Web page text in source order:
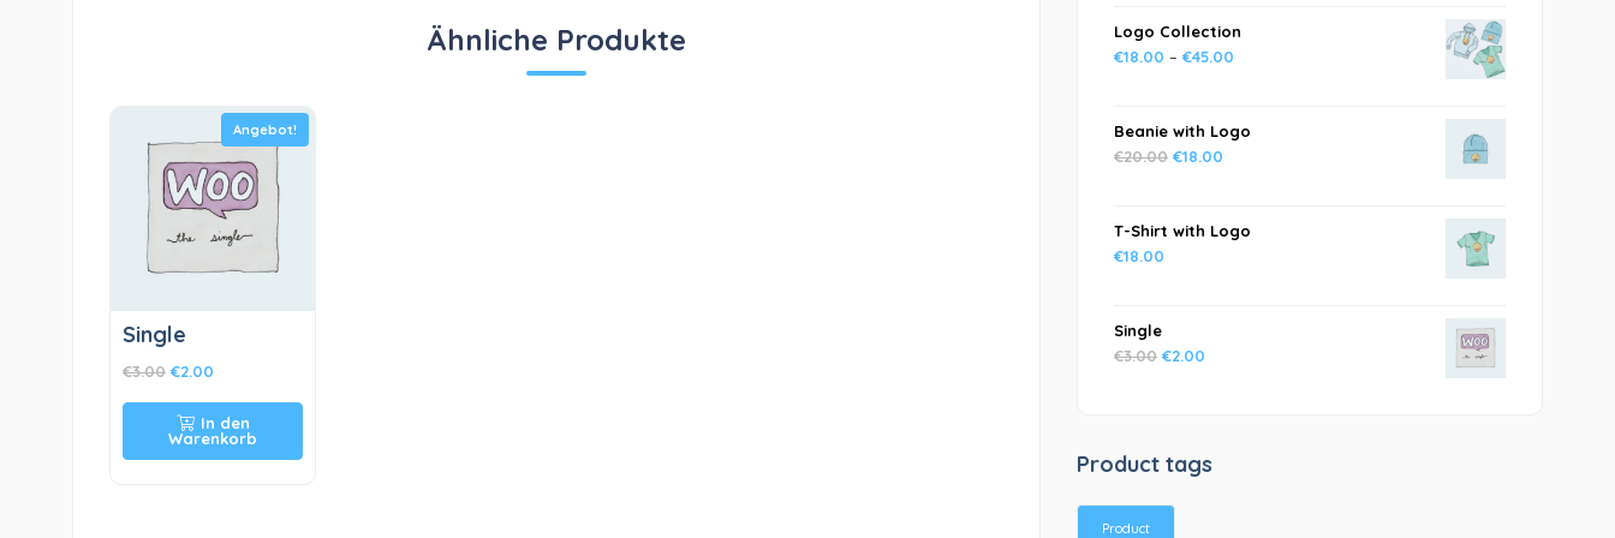
Ähnliche Produkte
Angebot!
Single
€3.00 €2.00
In den
Warenkorb
Logo Collection
€18.00 – €45.00
Beanie with Logo
€20.00 €18.00
T-Shirt with Logo
€18.00
Single
€3.00 €2.00
Product tags
Product